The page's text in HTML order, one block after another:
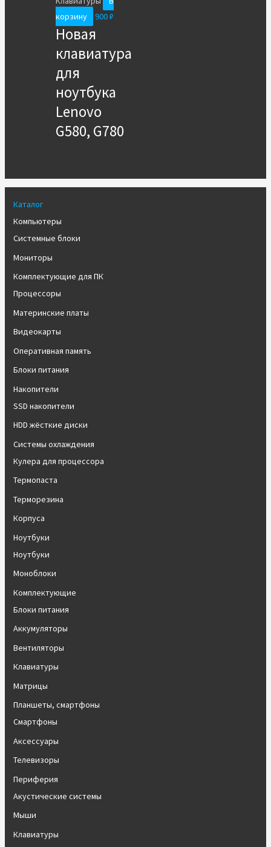
Каталог
Компьютеры
Системные блоки
Мониторы
Комплектующие для ПК
Процессоры
Материнские платы
Видеокарты
Оперативная память
Блоки питания
Накопители
SSD накопители
HDD жёсткие диски
Системы охлаждения
Кулера для процессора
Термопаста
Терморезина
Корпуса
Ноутбуки
Ноутбуки
Моноблоки
Комплектующие
Блоки питания
Аккумуляторы
Вентиляторы
Клавиатуры
Матрицы
Планшеты, смартфоны
Смартфоны
Аксессуары
Телевизоры
Периферия
Акустические системы
Мыши
Клавиатуры
корзину
900₽
Новая
клавиатура
для
ноутбука
Lenovo
G580, G780